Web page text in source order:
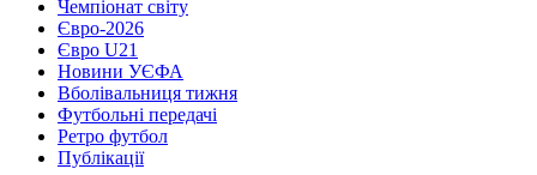
Чемпіонат світу
Євро-2026
Євро U21
Новини УЄФА
Вболівальниця тижня
Футбольні передачі
Ретро футбол
Публікації